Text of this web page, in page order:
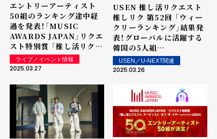
エントリーアーティスト
50組のランキング途中経
過を発表！「MUSIC
AWARDS JAPAN」リクエ
スト特別賞 「推し活リクエ
スト・アーティスト・オブ・
ザ・イヤー powered by
ライブ／イベント情報
2025.03.27
USEN 推し活リクエスト
推しリク 第52回 「ウィー
クリーランキング」結果発
表！グローバルに活躍する
韓国の5人組
TOMORROW X
TOGETHER「Over The
得！ 上位ランクイン楽曲は
街中・店内で配信！
USEN／U-NEXT関連
2025.03.26